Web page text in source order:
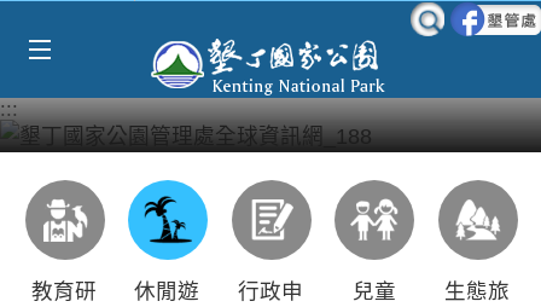
:::
教育研
休閒遊
行政申
兒童
生態旅